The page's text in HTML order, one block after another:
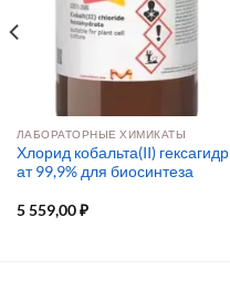
ЛАБОРАТОРНЫЕ ХИМИКАТЫ
Хлорид кобальта(II) гексагидр
ат 99,9% для биосинтеза
5 559,00₽